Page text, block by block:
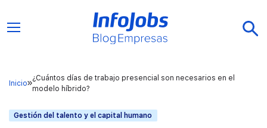
Inicio
¿Cuántos días de trabajo presencial son necesarios en el
modelo híbrido?
Gestión del talento y el capital humano